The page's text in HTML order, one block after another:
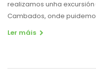
realizamos unha excursión
Cambados, onde
Ler máis